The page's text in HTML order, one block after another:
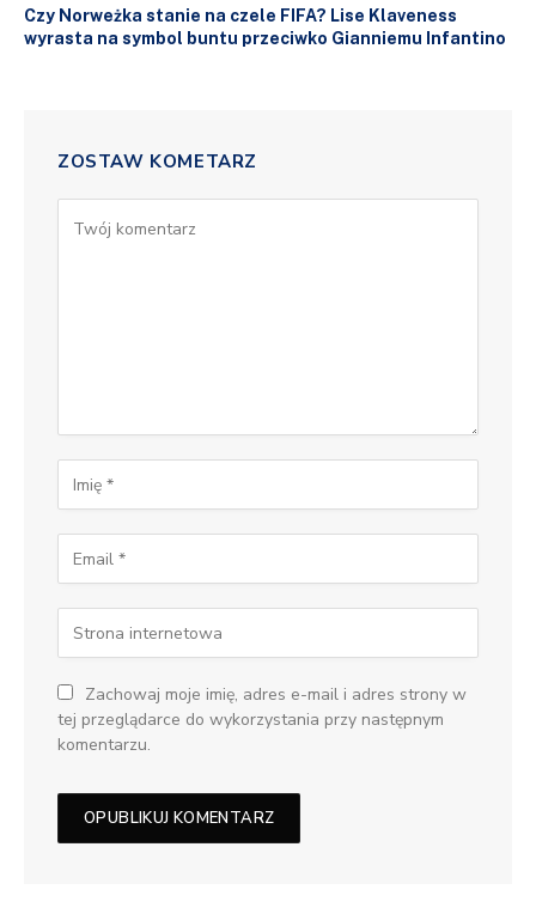
Czy Norweżka stanie na czele FIFA? Lise Klaveness
wyrasta na symbol buntu przeciwko Gianniemu Infantino
ZOSTAW KOMETARZ
Zachowaj moje imię, adres e-mail i adres strony w
tej przeglądarce do wykorzystania przy następnym
komentarzu.